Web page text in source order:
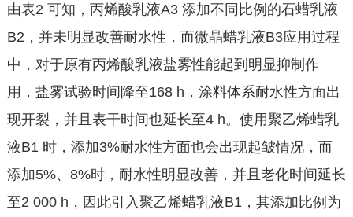
由表2 可知，丙烯酸乳液A3 添加不同比例的石蜡乳液
B2，并未明显改善耐水性，而微晶蜡乳液B3应用过程
中，对于原有丙烯酸乳液盐雾性能起到明显抑制作
用，盐雾试验时间降至168 h，涂料体系耐水性方面出
现开裂，并且表干时间也延长至4 h。使用聚乙烯蜡乳
液B1 时，添加3%耐水性方面也会出现起皱情况，而
添加5%、8%时，耐水性明显改善，并且老化时间延长
至2 000 h，因此引入聚乙烯蜡乳液B1，其添加比例为